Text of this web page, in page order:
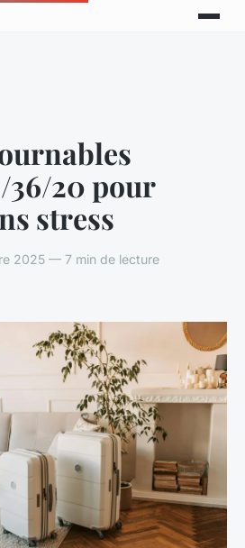
36/20 pour
stress
2025 — 7 min de lecture